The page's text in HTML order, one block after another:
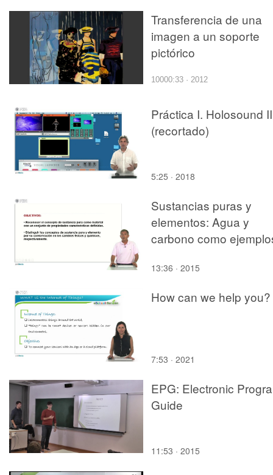
Transferencia de una
imagen a un soporte
pictórico
10000:33 · 2012
Práctica I. Holosound II
(recortado)
5:25 · 2018
Sustancias puras y
elementos: Agua y
carbono como
13:36 · 2015
How can we help you?
7:53 · 2021
EPG: Electronic
Guide
11:53 · 2015